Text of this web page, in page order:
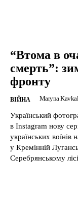
“Втома в
смерть”:
фронту
ВІЙНА Maryna
Український
в Instagram нову
українських
у Кремінній
Серебрянському